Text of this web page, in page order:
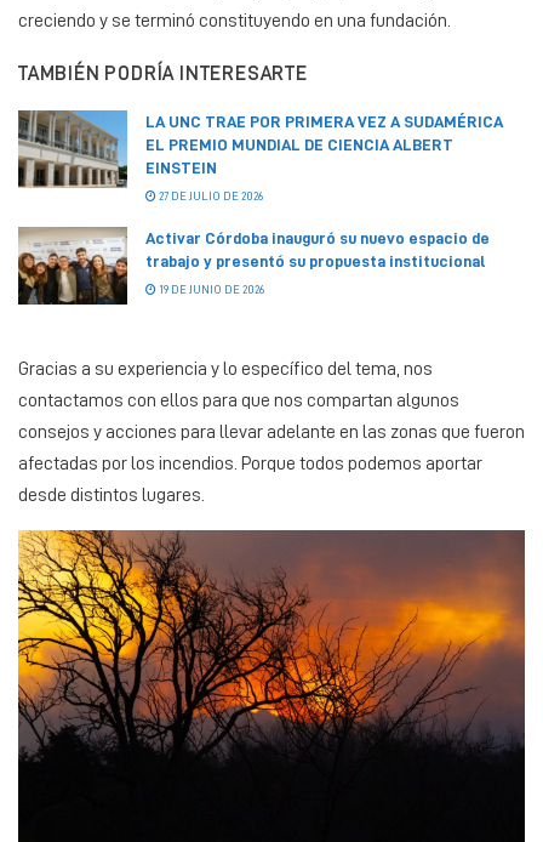
creciendo y se terminó constituyendo en una fundación.
TAMBIÉN PODRÍA INTERESARTE
LA UNC TRAE POR PRIMERA VEZ A SUDAMÉRICA
EL PREMIO MUNDIAL DE CIENCIA ALBERT
EINSTEIN
27 DE JULIO DE 2026
Activar Córdoba inauguró su nuevo espacio de
trabajo y presentó su propuesta institucional
19 DE JUNIO DE 2026
Gracias a su experiencia y lo específico del tema, nos
contactamos con ellos para que nos compartan algunos
consejos y acciones para llevar adelante en las zonas que fueron
afectadas por los incendios. Porque todos podemos aportar
desde distintos lugares.